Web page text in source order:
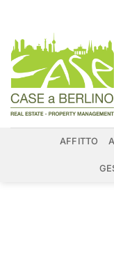
contenuti
AFFITTO